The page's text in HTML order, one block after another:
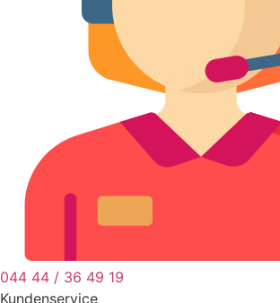
044 44 / 36 49 19
Kundenservice